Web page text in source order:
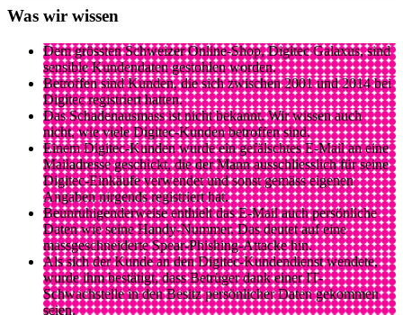
Was wir wissen
Dem grössten Schweizer Online-Shop, Digitec Galaxus, sind
sensible Kundendaten gestohlen worden.
Betroffen sind Kunden, die sich zwischen 2001 und 2014 bei
Digitec registriert hatten.
Das Schadenausmass ist nicht bekannt. Wir wissen auch
nicht, wie viele Digitec-Kunden betroffen sind.
Einem Digitec-Kunden wurde ein gefälschtes E-Mail an eine
Mailadresse geschickt, die der Mann ausschliesslich für seine
Digitec-Einkäufe verwendet und sonst gemäss eigenen
Angaben nirgends registriert hat.
Beunruhigenderweise enthielt das E-Mail auch persönliche
Daten wie seine Handy-Nummer. Das deutet auf eine
massgeschneiderte Spear-Phishing-Attacke hin.
Als sich der Kunde an den Digitec-Kundendienst wendete,
wurde ihm bestätigt, dass Betrüger dank einer IT-
Schwachstelle in den Besitz persönlicher Daten gekommen
seien.